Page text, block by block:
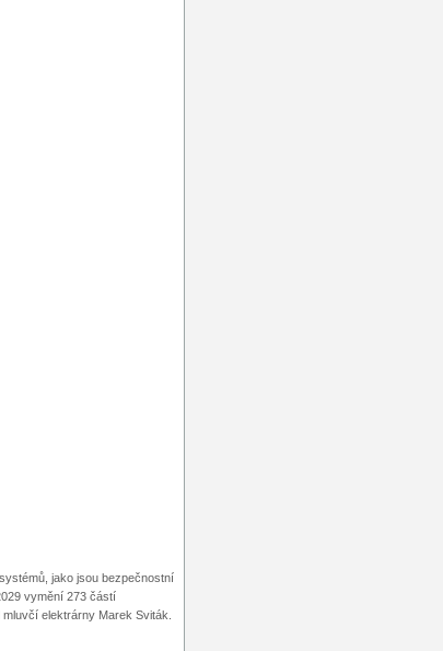
jako jsou bezpečnostní
vymění 273 částí
elektrárny Marek Sviták.